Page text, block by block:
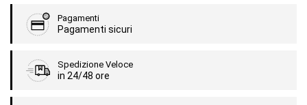
Pagamenti
Pagamenti sicuri
Spedizione Veloce
in 24/48 ore